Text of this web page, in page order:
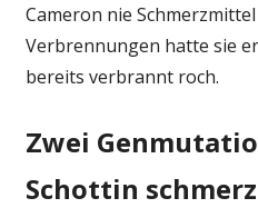
Cameron nie
Verbrennungen hatte sie
bereits verbrannt roch.
Zwei
Schottin